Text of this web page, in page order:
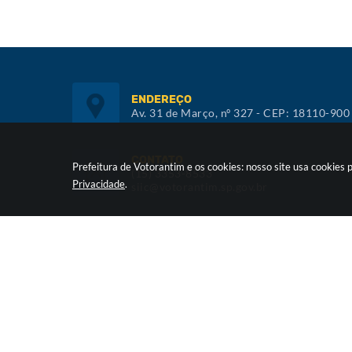
Prefeitura de Votorantim e os cookies: nosso site usa
Privacidade.
ENDEREÇO
Av. 31 de Março, nº 327 - CEP: 18110-900
CONTATO
(15) 3353-8533